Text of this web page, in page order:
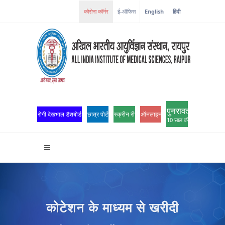
ई-ऑफिस English हिंदी
रोगी देखभाल डैशबोर्ड छात्र पोर्टल स्क्रीन रीडर एक्सेसऑनलाइन ओपीडी पंजीकरण
पुनरावर्तन
10 साल की उत्कृष्टता
कोटेशन के माध्यम से खरीदी